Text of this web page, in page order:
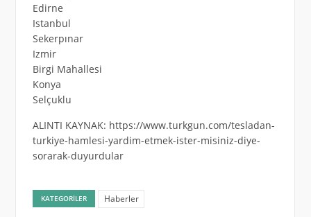
Edirne
Istanbul
Sekerpınar
Izmir
Birgi Mahallesi
Konya
Selçuklu
ALINTI KAYNAK: https://www.turkgun.com/tesladan-
turkiye-hamlesi-yardim-etmek-ister-misiniz-diye-
sorarak-duyurdular
KATEGORILER Haberler